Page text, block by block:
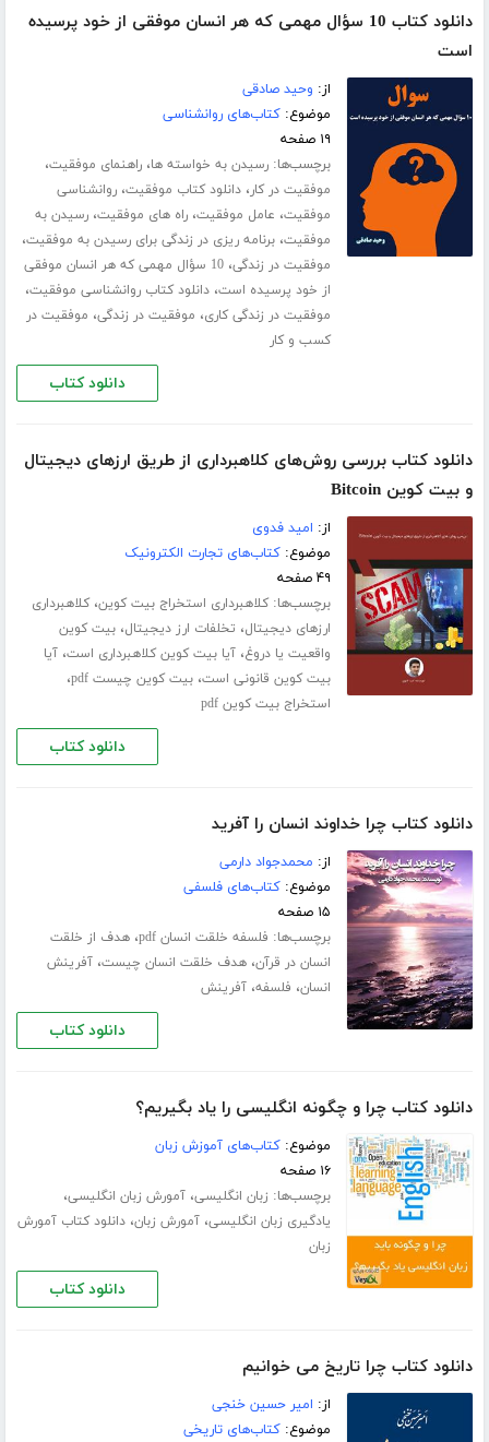
دانلود کتاب 10 سؤال مهمی که هر انسان‌ موفقی از خود پرسیده
‌است
از: وحید صادقی
موضوع:کتاب‌های روانشناسی
۱۹ صفحه
برچسب‌ها:رسیدن به خواسته ها،راهنمای موفقیت،
موفقیت در کار،دانلود کتاب موفقیت،روانشناسی
موفقیت، عامل موفقیت،راه های موفقیت،رسیدن به
موفقیت،برنامه ریزی در زندگی برای رسیدن به موفقیت،
موفقیت در زندگی،
10 سؤال مهمی که هر انسان‌ موفقی
از خود پرسیده ‌است،دانلود کتاب روانشناسی موفقیت،
موفقیت در زندگی کاری، موفقیت در زندگی، موفقیت در
کسب و کار
دانلود کتاب
دانلود کتاب بررسی روش‌های کلاهبرداری از طریق ارزهای دیجیتال
و بیت کوین Bitcoin
از: امید فدوی
موضوع:کتاب‌های تجارت الکترونیک
۴۹ صفحه
برچسب‌ها:کلاهبرداری استخراج بیت کوین،کلاهبرداری
ارزهای دیجیتال، تخلفات ارز دیجیتال،بیت کوین
واقعیت یا دروغ،آیا بیت کوین کلاهبرداری است،آیا
بیت کوین قانونی است،بیت کوین چیست pdf ،
استخراج بیت کوین pdf
دانلود کتاب
دانلود کتاب چرا خداوند انسان را آفرید
از: محمدجواد دارمی
موضوع:کتاب‌های فلسفی
۱۵ صفحه
برچسب‌ها: فلسفه خلقت انسان pdf ،هدف از خلقت
انسان در قرآن،هدف خلقت انسان چیست،آفرینش
انسان، فلسفه،آفرینش
دانلود کتاب
دانلود کتاب چرا و چگونه انگلیسی را یاد بگیریم؟
موضوع:کتاب‌های آموزش زبان
۱۶ صفحه
برچسب‌ها: زبان انگلیسی،آمورش زبان انگلیسی،
یادگیری زبان انگلیسی،آمورش زبان،دانلود کتاب آمورش
زبان
دانلود کتاب
دانلود کتاب چرا تاریخ می خوانیم
از: امیر حسین خنجی
موضوع:کتاب‌های تاریخی